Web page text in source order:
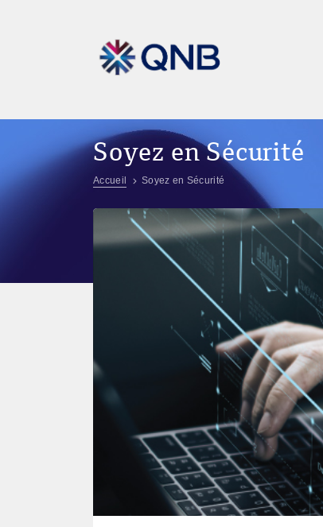
Soyez en Sécurité
Accueil Soyez en Sécurité